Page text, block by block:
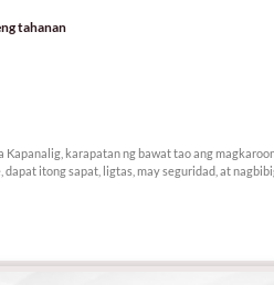
tahanan
Kapanalig, karapatan ng bawat tao ang
dapat itong sapat, ligtas, may seguridad, at